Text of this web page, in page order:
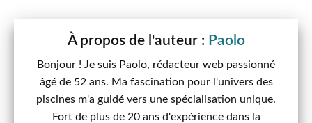
Paolo
Bonjour ! Je suis Paolo, rédacteur web passionné
âgé de 52 ans. Ma fascination pour l'univers des
piscines m'a guidé vers une spécialisation unique.
Fort de plus de 20 ans d'expérience dans la